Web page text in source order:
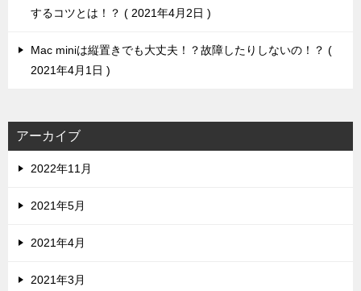
するコツとは！？ 2021年4月2日
Mac miniは縦置きでも大丈夫！？故障したりしないの！？
2021年4月1日
アーカイブ
2022年11月
2021年5月
2021年4月
2021年3月